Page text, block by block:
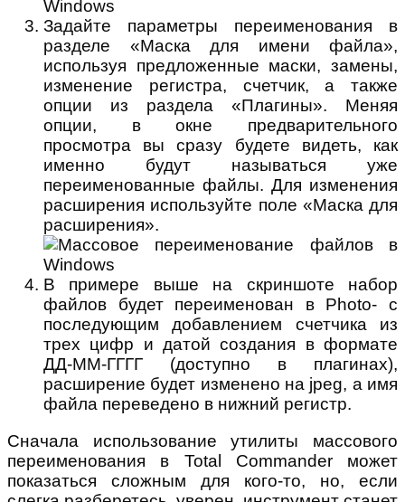
Задайте параметры переименования в
разделе «Маска для имени файла»,
используя предложенные маски, замены,
изменение регистра, счетчик, а также
опции из раздела «Плагины». Меняя
опции, в окне предварительного
просмотра вы сразу будете видеть, как
именно будут называться уже
переименованные файлы. Для изменения
расширения используйте поле «Маска для
расширения».
В примере выше на скриншоте набор
файлов будет переименован в Photo- с
последующим добавлением счетчика из
трех цифр и датой создания в формате
ДД-ММ-ГГГГ (доступно в плагинах),
расширение будет изменено на jpeg, а имя
файла переведено в нижний регистр.
Сначала использование утилиты массового
переименования в Total Commander может
показаться сложным для кого-то, но, если